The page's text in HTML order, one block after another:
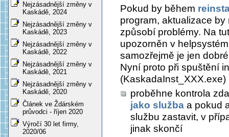
Nejzásadnější změny v
Kaskádě, 2024
Nejzásadnější změny v
Kaskádě, 2023
Nejzásadnější změny v
Kaskádě, 2022
Nejzásadnější změny v
Kaskádě, 2021
Nejzásadnější změny v
Kaskádě, 2020
Článek ve Ždárském
průvodci - říjen 2020
Výročí 30 let firmy,
2020/06
Pokud by během
program, aktualizace
způsobí problémy. Na
upozorněn v
samozřejmě je jen
Nyní proto při spuštění
(KaskadaInst_XXX.exe)
proběhne kontrola
jako služba a pokud
službu zastavit, v
jinak skončí